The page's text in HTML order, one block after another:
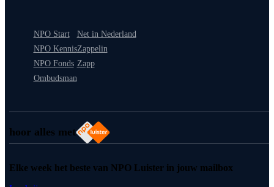
hoor alles met
NPO Start
NPO Kennis
NPO Fonds
Ombudsman
Net in Nederland
Zappelin
Zapp
Elke week het beste van NPO Luister in jouw mailbox